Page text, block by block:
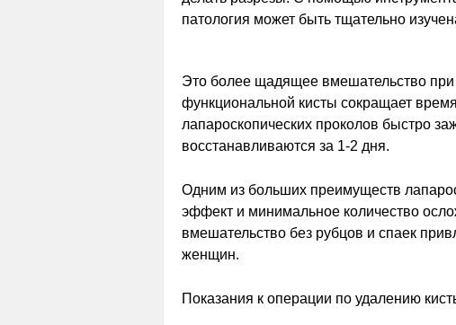
патология может быть тщательно
Это более щадящее вмешательство
функциональной кисты сокращает
лапароскопических проколов быстро
восстанавливаются за 1-2 дня.
Одним из больших преимуществ
эффект и минимальное количество
вмешательство без рубцов и спаек
женщин.
Показания к операции по удалению